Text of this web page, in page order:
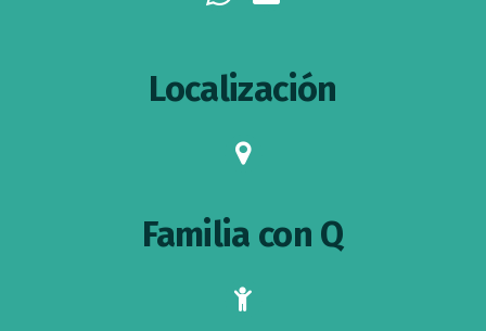
Localización
map-
Familia con Q
child